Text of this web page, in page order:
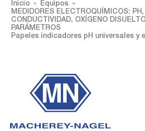
Inicio
Equipos
MEDIDORES ELECTROQUÍMICOS: PH,
CONDUCTIVIDAD, OXÍGENO
PARÁMETROS
Papeles indicadores pH universales y